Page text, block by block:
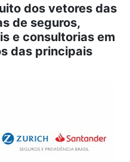
dos vetores das
de seguros,
e consultorias em
das principais